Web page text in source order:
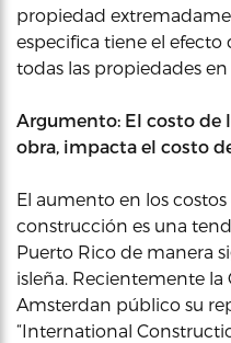
propiedad
especifica tiene el
todas las propiedades
Argumento: El costo de
obra, impacta el costo
El aumento en los
construcción es una
Puerto Rico de manera
isleña. Recientemente
Amsterdan público su
“International